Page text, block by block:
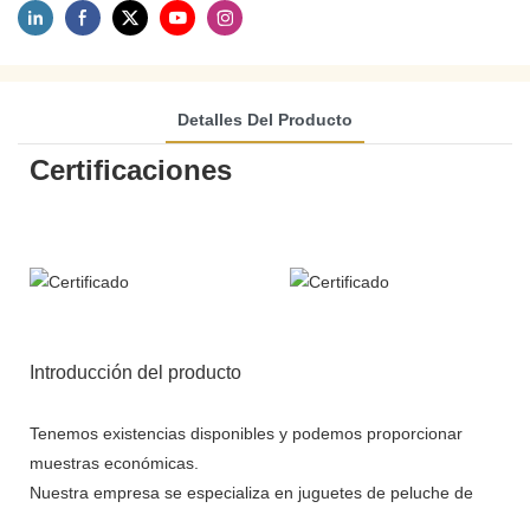
Detalles Del Producto
Certificaciones
Introducción del producto
Tenemos existencias disponibles y podemos proporcionar
muestras económicas.
Nuestra empresa se especializa en juguetes de peluche de